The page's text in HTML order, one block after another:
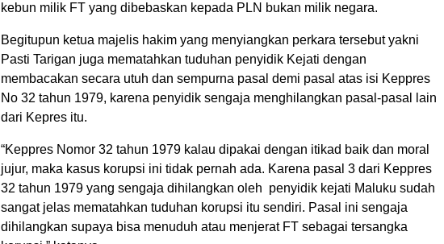
kebun milik FT yang dibebaskan kepada PLN bukan milik negara.
Begitupun ketua majelis hakim yang menyiangkan perkara tersebut yakni
Pasti Tarigan juga mematahkan tuduhan penyidik Kejati dengan
membacakan secara utuh dan sempurna pasal demi pasal atas isi Keppres
No 32 tahun 1979, karena penyidik sengaja menghilangkan pasal-pasal lain
dari Kepres itu.
“Keppres Nomor 32 tahun 1979 kalau dipakai dengan itikad baik dan moral
jujur, maka kasus korupsi ini tidak pernah ada. Karena pasal 3 dari Keppres
32 tahun 1979 yang sengaja dihilangkan oleh penyidik kejati Maluku sudah
sangat jelas mematahkan tuduhan korupsi itu sendiri. Pasal ini sengaja
dihilangkan supaya bisa menuduh atau menjerat FT sebagai tersangka